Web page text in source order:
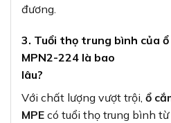
đương.
3. Tuổi thọ trung bình của ổ
MPN2-224 là bao
lâu?
Với chất lượng vượt trội, ổ
MPE có tuổi thọ trung bình